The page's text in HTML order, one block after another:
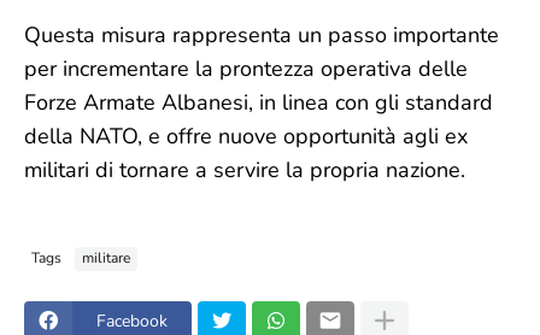
Questa misura rappresenta un passo importante
per incrementare la prontezza operativa delle
Forze Armate Albanesi, in linea con gli standard
della NATO, e offre nuove opportunità agli ex
militari di tornare a servire la propria nazione.
Tags militare
Facebook